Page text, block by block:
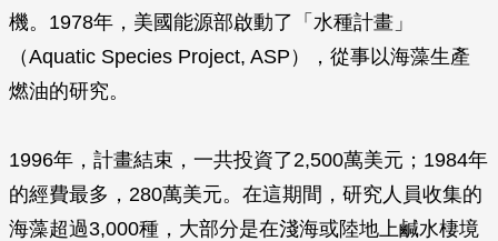
機。1978年，美國能源部啟動了「水種計畫」
（Aquatic Species Project, ASP），從事以海藻生產
燃油的研究。
1996年，計畫結束，一共投資了2,500萬美元；1984年
的經費最多，280萬美元。在這期間，研究人員收集的
海藻超過3,000種，大部分是在淺海或陸地上鹹水棲境